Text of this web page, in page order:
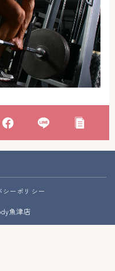
シーポリシー
魚津店